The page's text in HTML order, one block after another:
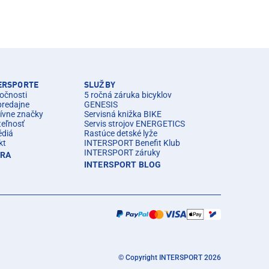
značky
SLUŽBY
5 ročná záruka bicyklov
GENESIS
Servisná knižka BIKE
Servis strojov ENERGETICS
Rastúce detské lyže
INTERSPORT Benefit Klub
INTERSPORT záruky
INTERSPORT BLOG
© Copyright INTERSPORT 2026